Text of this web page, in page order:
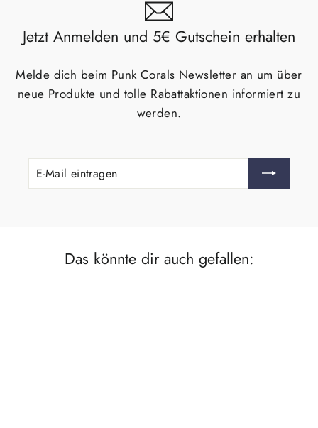
Jetzt Anmelden und 5€ Gutschein erhalten
Melde dich beim Punk Corals Newsletter an um über
neue Produkte und tolle Rabattaktionen informiert zu
werden.
MAIL
EINTRAGEN
ABONNIEREN
Das könnte dir auch gefallen:
Nein danke